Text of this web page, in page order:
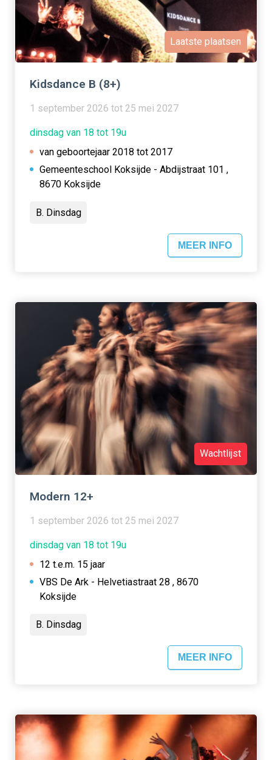
Laatste plaatsen
Kidsdance B (8+)
1 september 2026 tot 25 mei 2027
dinsdag van 18 tot 19u
van geboortejaar 2018 tot 2017
Gemeenteschool Koksijde - Abdijstraat 101 ,
8670 Koksijde
B. Dinsdag
MEER INFO
Wachtlijst
Modern 12+
1 september 2026 tot 25 mei 2027
dinsdag van 18 tot 19u
12 t.e.m. 15 jaar
VBS De Ark - Helvetiastraat 28 , 8670
Koksijde
B. Dinsdag
MEER INFO